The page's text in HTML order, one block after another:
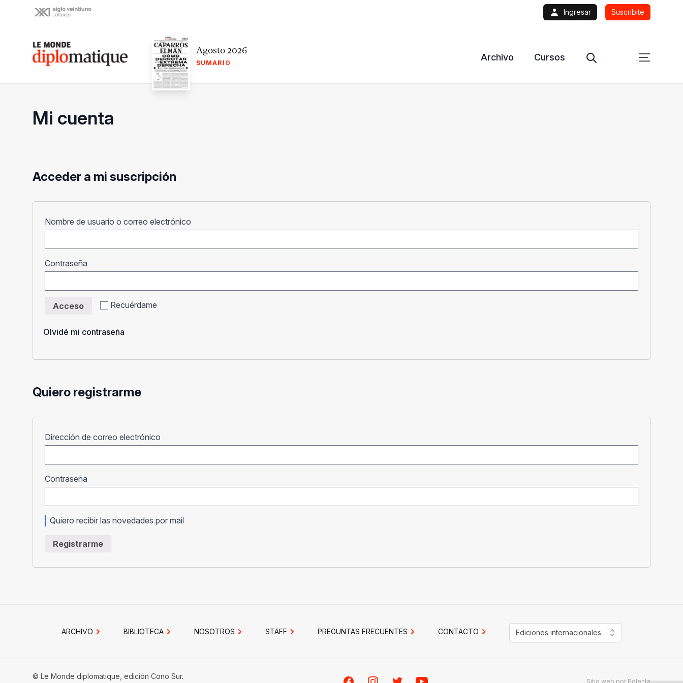
Ingresar Suscribite
Le monde diplomatique Agosto 2026
SUMARIO
Archivo Cursos
Mi cuenta
Acceder a mi suscripción
Nombre de usuario o correo electrónico
Contraseña
Recuérdame
Acceso
Olvidé mi contraseña
Quiero registrarme
Dirección de correo electrónico
Contraseña
Quiero recibir las novedades por mail
Registrarme
ARCHIVO BIBLIOTECA NOSOTROS STAFF PREGUNTAS FRECUENTES CONTACTO Ediciones internacionales
© Le Monde diplomatique, edición Cono Sur.
Sitio web por Polenta